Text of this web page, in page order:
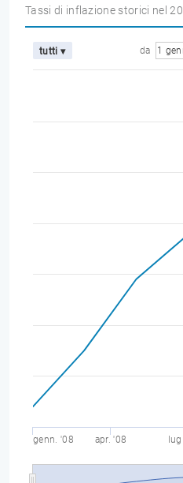
Tassi di inflazione storici nel
tutti ▾ da 1
genn. '08 apr. '08